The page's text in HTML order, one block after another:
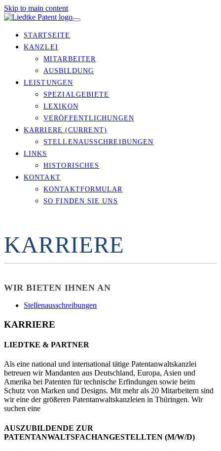
Skip to main content
STARTSEITE
KANZLEI
MITARBEITER
AUSBILDUNG
LEISTUNGEN
SPEZIALGEBIETE
LEXIKON
VERÖFFENTLICHUNGEN
KARRIERE (CURRENT)
STELLENAUSSCHREIBUNGEN
LINKS
HISTORISCHES
KONTAKT
KONTAKTFORMULAR
SO FINDEN SIE UNS
KARRIERE
WIR BIETEN IHNEN AN
Stellenausschreibungen
KARRIERE
LIEDTKE & PARTNER
Als eine national und international tätige Patentanwaltskanzlei
betreuen wir Mandanten aus Deutschland, Europa, Asien und
Amerika bei Patenten für technische Erfindungen sowie beim
Schutz von Marken und Designs. Mit mehr als 20 Mitarbeitern sind
wir eine der größeren Patentanwaltskanzleien in Thüringen. Wir
suchen eine
AUSZUBILDENDE ZUR
PATENTANWALTSFACHANGESTELLTEN (M/W/D)